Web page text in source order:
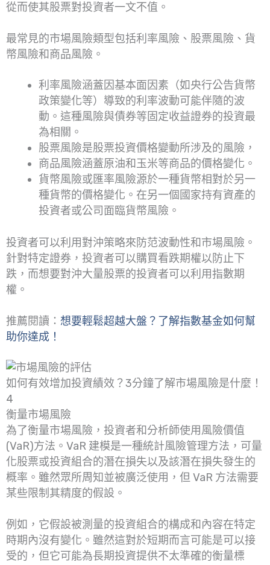
從而使其股票對投資者一文不值。
最常見的市場風險類型包括利率風險、股票風險、貨
幣風險和商品風險。
利率風險涵蓋因基本面因素（如央行公告貨幣
政策變化等）導致的利率波動可能伴隨的波
動。這種風險與債券等固定收益證券的投資最
為相關。
股票風險是股票投資價格變動所涉及的風險，
商品風險涵蓋原油和玉米等商品的價格變化。
貨幣風險或匯率風險源於一種貨幣相對於另一
種貨幣的價格變化。在另一個國家持有資產的
投資者或公司面臨貨幣風險。
投資者可以利用對沖策略來防范波動性和市場風險。
針對特定證券，投資者可以購買看跌期權以防止下
跌，而想要對沖大量股票的投資者可以利用指數期
權。
推薦閱讀： 想要輕鬆超越大盤？了解指數基金如何幫
助你達成！
如何有效增加投資績效？3分鐘了解市場風險是什麼！
4
衡量市場風險
為了衡量市場風險，投資者和分析師使用風險價值
(VaR)方法。VaR 建模是一種統計風險管理方法，可量
化股票或投資組合的潛在損失以及該潛在損失發生的
概率。雖然眾所周知並被廣泛使用，但 VaR 方法需要
某些限制其精度的假設。
例如，它假設被測量的投資組合的構成和內容在特定
時期內沒有變化。雖然這對於短期而言可能是可以接
受的，但它可能為長期投資提供不太準確的衡量標